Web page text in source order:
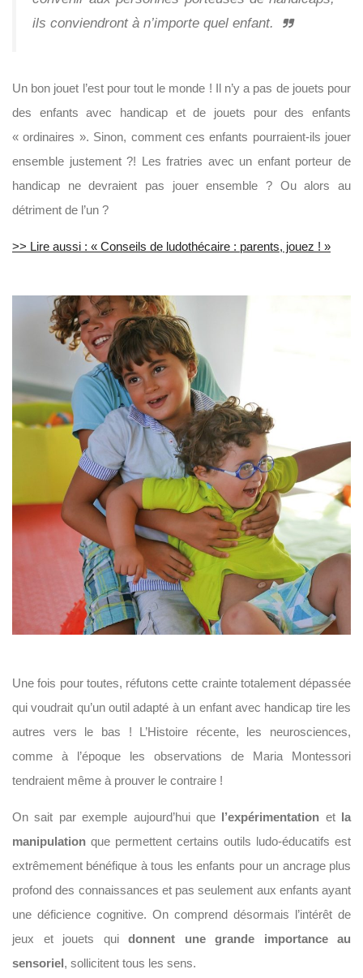
ils conviendront à n’importe quel enfant.
Un bon jouet l’est pour tout le monde ! Il n’y a pas de jouets pour
des enfants avec handicap et de jouets pour des enfants
« ordinaires ». Sinon, comment ces enfants pourraient-ils jouer
ensemble justement ?! Les fratries avec un enfant porteur de
handicap ne devraient pas jouer ensemble ? Ou alors au
détriment de l’un ?
>> Lire aussi : « Conseils de ludothécaire : parents, jouez ! »
Une fois pour toutes, réfutons cette crainte totalement dépassée
qui voudrait qu’un outil adapté à un enfant avec handicap tire les
autres vers le bas ! L’Histoire récente, les neurosciences,
comme à l’époque les observations de Maria Montessori
tendraient même à prouver le contraire !
On sait par exemple aujourd’hui que l’expérimentation et
la
manipulation que permettent certains outils ludo-éducatifs est
extrêmement bénéfique à tous les enfants pour un ancrage plus
profond des connaissances et pas seulement aux enfants ayant
une déficience cognitive. On comprend désormais l’intérêt de
jeux et jouets qui donnent une grande importance au
sensoriel , sollicitent tous les sens.